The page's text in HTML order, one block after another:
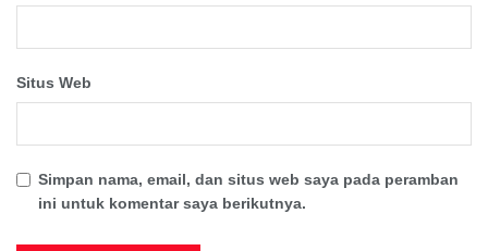
Situs Web
Simpan nama, email, dan situs web saya pada peramban
ini untuk komentar saya berikutnya.